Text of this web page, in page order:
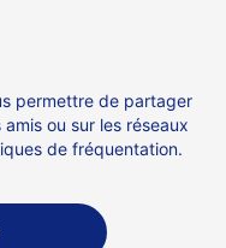
sur
permettre de partager
ou sur les réseaux
de fréquentation.